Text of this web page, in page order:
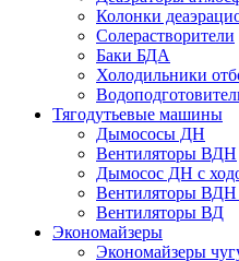
Колонки
Солерастворители
Баки БДА
Холодильники
Тягодутьевые машины
Дымососы ДН
Вентиляторы ВДН
Дымосос ДН с
Вентиляторы ВДН
Вентиляторы ВД
Экономайзеры
Экономайзеры